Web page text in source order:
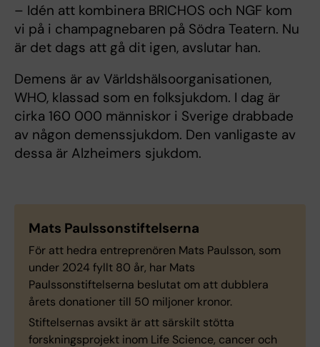
– Idén att kombinera BRICHOS och NGF kom
vi på i champagnebaren på Södra Teatern. Nu
är det dags att gå dit igen, avslutar han.
Demens är av Världshälsoorganisationen,
WHO, klassad som en folksjukdom. I dag är
cirka 160 000 människor i Sverige drabbade
av någon demenssjukdom. Den vanligaste av
dessa är Alzheimers sjukdom.
Mats Paulssonstiftelserna
För att hedra entreprenören Mats Paulsson, som
under 2024 fyllt 80 år, har Mats
Paulssonstiftelserna beslutat om att dubblera
årets donationer till 50 miljoner kronor.
Stiftelsernas avsikt är att särskilt stötta
forskningsprojekt inom Life Science, cancer och